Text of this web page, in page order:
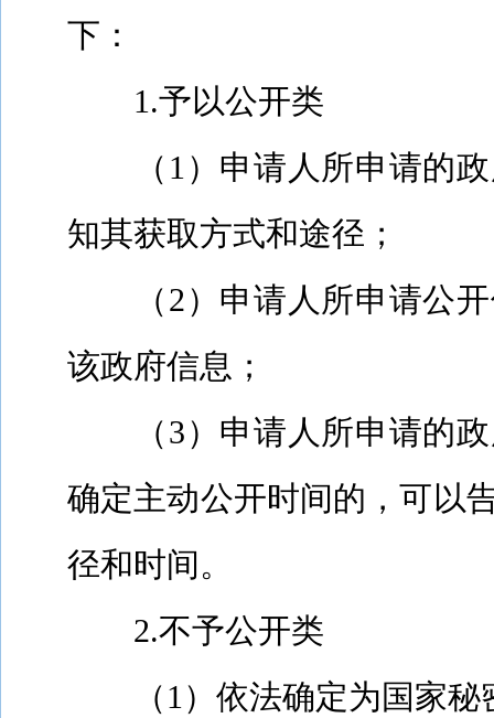
下：
1.予以公开类
（ 1）申请人所申请的
知其获取方式和途径；
（2）申请人所申请公
该政府信息；
（3）申请人所申请的
确定主动公开时间的，可以
径和时间。
2.不予公开类
（1）依法确定为国家